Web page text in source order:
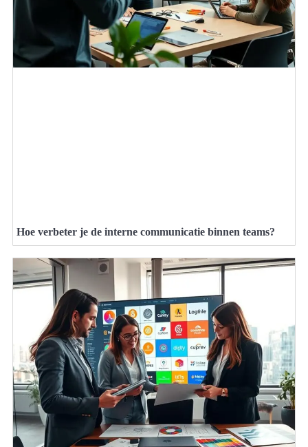
Hoe verbeter je de interne communicatie binnen teams?